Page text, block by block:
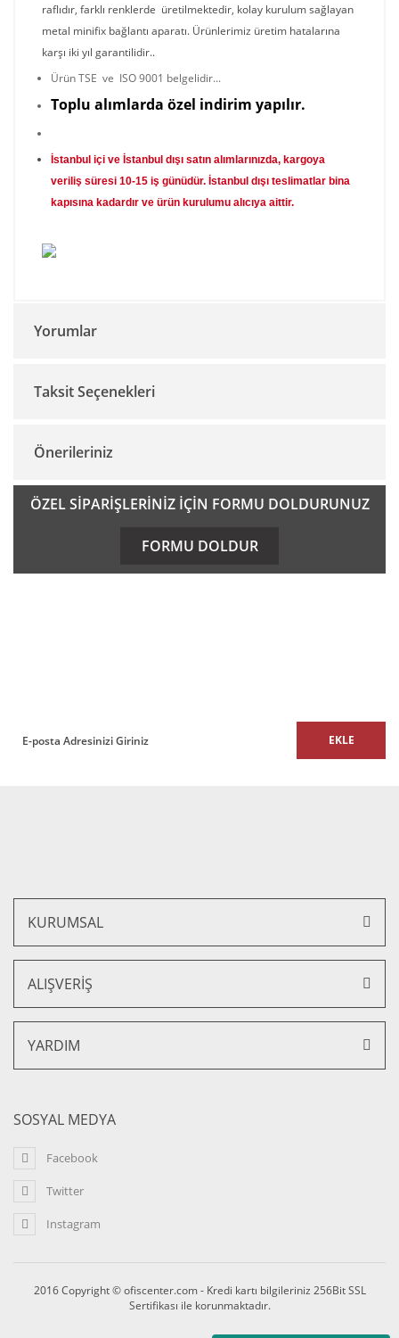
raflıdır, farklı renklerde üretilmektedir, kolay kurulum sağlayan
metal minifix bağlantı aparatı. Ürünlerimiz üretim hatalarına
karşı iki yıl garantilidir..
Ürün TSE ve ISO 9001 belgelidir...
Toplu alımlarda özel indirim yapılır.
İstanbul içi ve İstanbul dışı satın alımlarınızda, kargoya
veriliş süresi 10-15 iş günüdür. İstanbul dışı teslimatlar bina
kapısına kadardır ve ürün kurulumu alıcıya aittir.
Yorumlar
Bu ürüne ilk yorumu siz yapın!
Taksit Seçenekleri
Önerileriniz
Bu ürünün fiyat bilgisi, resim, ürün açıklamalarında ve diğer
konularda yetersiz gördüğünüz noktaları öneri formunu
kullanarak tarafımıza iletebilirsiniz.
ÖZEL SİPARİŞLERİNİZ İÇİN FORMU DOLDURUNUZ
FORMU DOLDUR
EKLE
KURUMSAL
ALIŞVERİŞ
YARDIM
SOSYAL MEDYA
Facebook
Twitter
Instagram
2016 Copyright © ofiscenter.com - Kredi kartı bilgileriniz 256Bit SSL
Sertifikası ile korunmaktadır.